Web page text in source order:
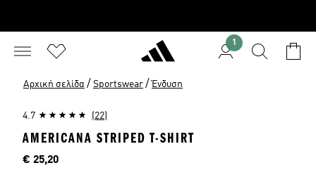
1
Αρχική σελίδα / Sportswear / Ένδυση
4.7 (22)
AMERICANA STRIPED T-SHIRT
Τρέχουσα τιμή
€ 25,20